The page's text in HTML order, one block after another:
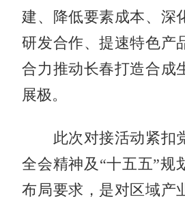
建、降低要素成本、深
研发合作、提速特色产
合力推动长春打造合成
展极。
此次对接活动紧扣
全会精神及“十五五”规
布局要求，是对区域产